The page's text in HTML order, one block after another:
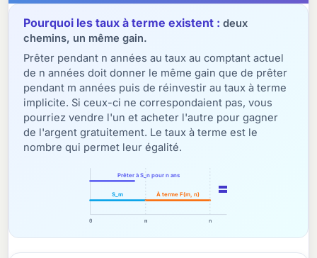
Pourquoi les taux à terme existent : deux
chemins, un même gain.
Prêter pendant n années au taux au comptant actuel
de n années doit donner le même gain que de prêter
pendant m années puis de réinvestir au taux à terme
implicite. Si ceux-ci ne correspondaient pas, vous
pourriez vendre l'un et acheter l'autre pour gagner
de l'argent gratuitement. Le taux à terme est le
nombre qui permet leur égalité.
0 m n
Prêter à S_n pour n ans
S_m À terme F(m, n) =